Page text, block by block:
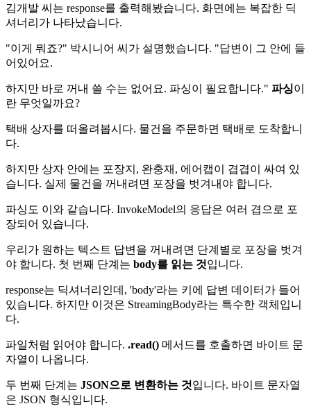
김개발 씨는 response를 출력해봤습니다. 화면에는 복잡한 딕
셔너리가 나타났습니다.
"이게 뭐죠?" 박시니어 씨가 설명했습니다. "답변이 그 안에 들
어있어요.
하지만 바로 꺼내 쓸 수는 없어요. 파싱이 필요합니다." 파싱이
란 무엇일까요?
택배 상자를 떠올려봅시다. 물건을 주문하면 택배로 도착합니
다.
하지만 상자 안에는 포장지, 완충재, 에어캡이 겹겹이 싸여 있
습니다. 실제 물건을 꺼내려면 포장을 벗겨내야 합니다.
파싱도 이와 같습니다. InvokeModel의 응답은 여러 겹으로 포
장되어 있습니다.
우리가 원하는 텍스트 답변을 꺼내려면 단계별로 포장을 벗겨
야 합니다. 첫 번째 단계는 body를 읽는 것입니다.
response는 딕셔너리인데, 'body'라는 키에 답변 데이터가 들어
있습니다. 하지만 이것은 StreamingBody라는 특수한 객체입니
다.
파일처럼 읽어야 합니다. .read() 메서드를 호출하면 바이트 문
자열이 나옵니다.
두 번째 단계는 JSON으로 변환하는 것입니다. 바이트 문자열
은 JSON 형식입니다.